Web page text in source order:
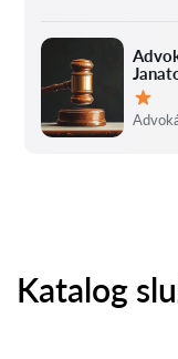
Katalog